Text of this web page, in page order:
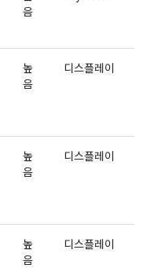
음
높
음
디스플레이
높
음
디스플레이
높
음
디스플레이